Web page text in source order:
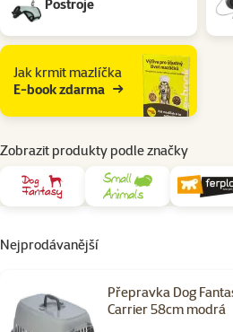
Postroje
Jak krmit mazlíčka
E-book zdarma
Zobrazit produkty podle značky
Nejprodávanější
Přepravka Dog
Carrier 58cm modrá